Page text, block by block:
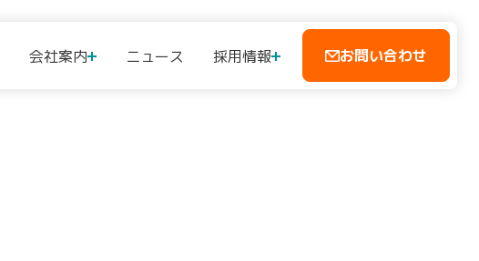
会社案内 ニュース 採用情報 お問い合わせ